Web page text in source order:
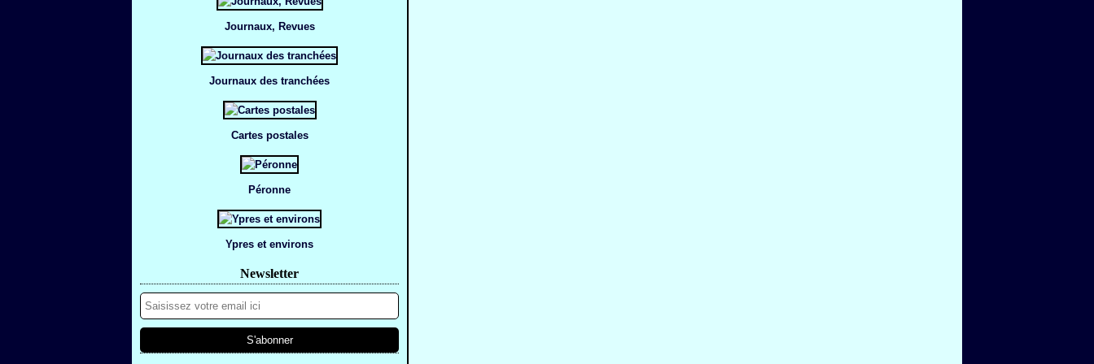
Journaux, Revues
Journaux des tranchées
Cartes postales
Péronne
Ypres et environs
Newsletter